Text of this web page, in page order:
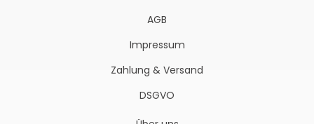
AGB
Impressum
Zahlung & Versand
DSGVO